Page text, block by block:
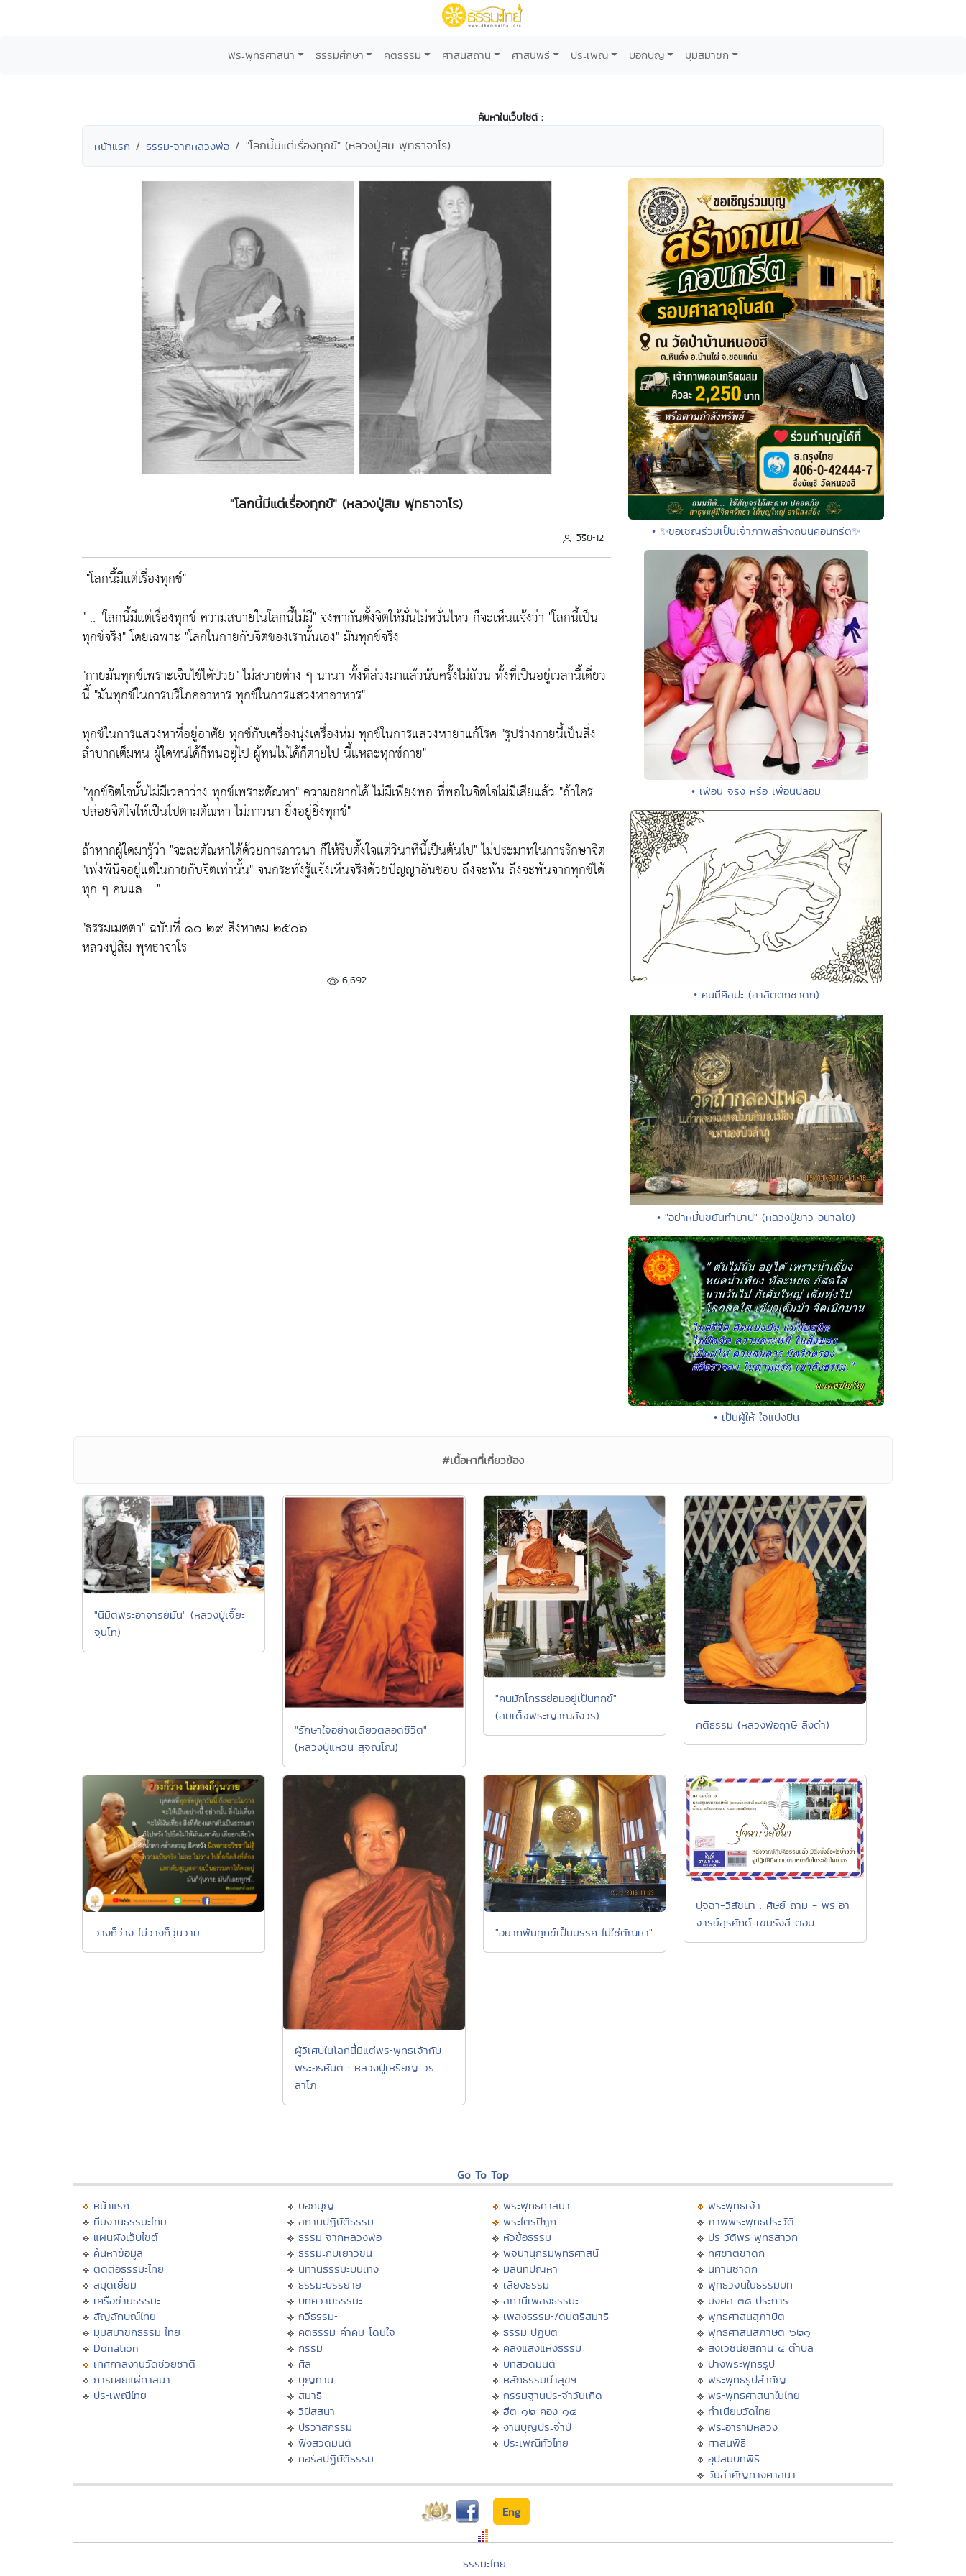
พระพุทธศาสนา ธรรมศึกษา คติธรรม ศาสนสถาน ศาสนพิธี ประเพณี บอกบุญ มุมสมาชิก
ค้นหาในเว็บไซต์ :
หน้าแรก ธรรมะจากหลวงพ่อ "โลกนี้มีแต่เรื่องทุกข์" (หลวงปู่สิม พุทธาจาโร)
"โลกนี้มีแต่เรื่องทุกข์" (หลวงปู่สิม พุทธาจาโร)
วิริยะ12
"โลกนี้มีแต่เรื่องทุกข์"
" .. "โลกนี้มีแต่เรื่องทุกข์ ความสบายในโลกนี้ไม่มี"จงพากันตั้งจิตให้มั่นไม่หวั่นไหว ก็จะเห็นแจ้งว่า "โลกนี้เป็น
ทุกข์จริง"โดยเฉพาะ "โลกในกายกับจิตของเรานั้นเอง"มันทุกข์จริง
"กายมันทุกข์เพราะเจ็บไข้ได้ป่วย"ไม่สบายต่าง ๆ นานา ทั้งที่ล่วงมาแล้วนับครั้งไม่ถ้วน ทั้งที่เป็นอยู่เวลานี้เดี๋ยว
นี้ "มันทุกข์ในการบริโภคอาหาร ทุกข์ในการแสวงหาอาหาร"
ทุกข์ในการแสวงหาที่อยู่อาศัย ทุกข์กับเครื่องนุ่งเครื่องห่ม ทุกข์ในการแสวงหายาแก้โรค "รูปร่างกายนี้เป็นสิ่ง
ลำบากเต็มทน ผู้ใดทนได้ก็ทนอยู่ไป ผู้ทนไม่ได้ก็ตายไป นี้แหละทุกข์กาย"
"ทุกข์จิตใจนั้นไม่มีเวลาว่าง ทุกข์เพราะตัณหา"ความอยากได้ ไม่มีเพียงพอ ที่พอในจิตใจไม่มีเสียแล้ว "ถ้าใคร
ปล่อยจิตใจให้เป็นไปตามตัณหา ไม่ภาวนา ยิ่งอยู่ยิ่งทุกข์"
ถ้าหากผู้ใดมารู้ว่า "จะละตัณหาได้ด้วยการภาวนา ก็ให้รีบตั้งใจแต่วินาทีนี้เป็นต้นไป"ไม่ประมาทในการรักษาจิต
"เพ่งพินิจอยู่แต่ในกายกับจิตเท่านั้น"จนกระทั่งรู้แจ้งเห็นจริงด้วยปัญญาอันชอบ ถึงจะพ้น ถึงจะพ้นจากทุกข์ได้
ทุก ๆ คนแล .. "
"ธรรมเมตตา"ฉบับที่ ๑๐ ๒๙ สิงหาคม ๒๕๐๖
หลวงปู่สิม พุทธาจาโร
6,692
• ✨ขอเชิญร่วมเป็นเจ้าภาพสร้างถนนคอนกรีต✨
• เพื่อน จริง หรือ เพื่อนปลอม
• คนมีศิลปะ (สาลิตตกชาดก)
• "อย่าหมั่นขยันทำบาป" (หลวงปู่ขาว อนาลโย)
• เป็นผู้ให้ ใจแบ่งปัน
#เนื้อหาที่เกี่ยวข้อง
"นิมิตพระอาจารย์มั่น" (หลวงปู่เจี๊ยะ
จุนโท)
"รักษาใจอย่างเดียวตลอดชีวิต"
(หลวงปู่แหวน สุจิณฺโณ)
"คนมักโกรธย่อมอยู่เป็นทุกข์"
(สมเด็จพระญาณสังวร)
คติธรรม (หลวงพ่อฤาษี ลิงดำ)
วางก็ว่าง ไม่วางก็วุ่นวาย
ผู้วิเศษในโลกนี้มีแต่พระพุทธเจ้ากับ
พระอรหันต์ : หลวงปู่เหรียญ วร
ลาโภ
"อยากพ้นทุกข์เป็นมรรค ไม่ใช่ตัณหา"
ปุจฉา-วิสัชนา : ศิษย์ ถาม - พระอา
จารย์สุรศักด์ เขมรังสี ตอบ
Go To Top
หน้าแรก
ทีมงานธรรมะไทย
แผนผังเว็บไซต์
ค้นหาข้อมูล
ติดต่อธรรมะไทย
สมุดเยี่ยม
เครือข่ายธรรมะ
สัญลักษณ์ไทย
มุมสมาชิกธรรมะไทย
Donation
เทศกาลงานวัดช่วยชาติ
การเผยแผ่ศาสนา
ประเพณีไทย
บอกบุญ
สถานปฏิบัติธรรม
ธรรมะจากหลวงพ่อ
ธรรมะกับเยาวชน
นิทานธรรมะบันเทิง
ธรรมะบรรยาย
บทความธรรมะ
กวีธรรมะ
คติธรรม คำคม โดนใจ
กรรม
ศีล
บุญทาน
สมาธิ
วิปัสสนา
ปริวาสกรรม
ฟังสวดมนต์
คอร์สปฏิบัติธรรม
พระพุทธศาสนา
พระไตรปิฏก
หัวข้อธรรม
พจนานุกรมพุทธศาสน์
มิลินทปัญหา
เสียงธรรม
สถานีเพลงธรรมะ
เพลงธรรมะ/ดนตรีสมาธิ
ธรรมะปฏิบัติ
คลังแสงแห่งธรรม
บทสวดมนต์
หลักธรรมนำสุขฯ
กรรมฐานประจำวันเกิด
ฮีต ๑๒ คอง ๑๔
งานบุญประจำปี
ประเพณีทั่วไทย
พระพุทธเจ้า
ภาพพระพุทธประวัติ
ประวัติพระพุทธสาวก
ทศชาติชาดก
นิทานชาดก
พุทธวจนในธรรมบท
มงคล ๓๘ ประการ
พุทธศาสนสุภาษิต
พุทธศาสนสุภาษิต ๖๒๑
สังเวชนียสถาน ๔ ตำบล
ปางพระพุทธรูป
พระพุทธรูปสำคัญ
พระพุทธศาสนาในไทย
ทำเนียบวัดไทย
พระอารามหลวง
ศาสนพิธี
อุปสมบทพิธี
วันสำคัญทางศาสนา
Eng
ธรรมะไทย